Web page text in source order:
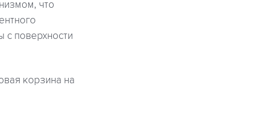
что
с поверхности
корзина на